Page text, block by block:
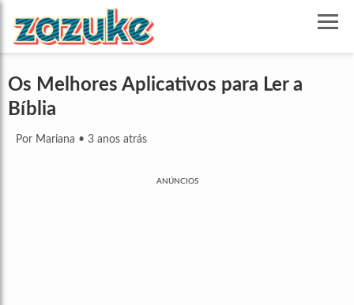
Os Melhores Aplicativos para Ler a
Bíblia
Por Mariana • 3 anos atrás
ANÚNCIOS